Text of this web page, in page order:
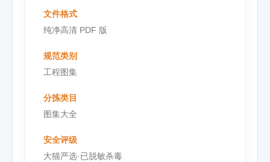
文件格式
纯净高清 PDF 版
规范类别
工程图集
分拣类目
图集大全
安全评级
大猫严选·已脱敏杀毒